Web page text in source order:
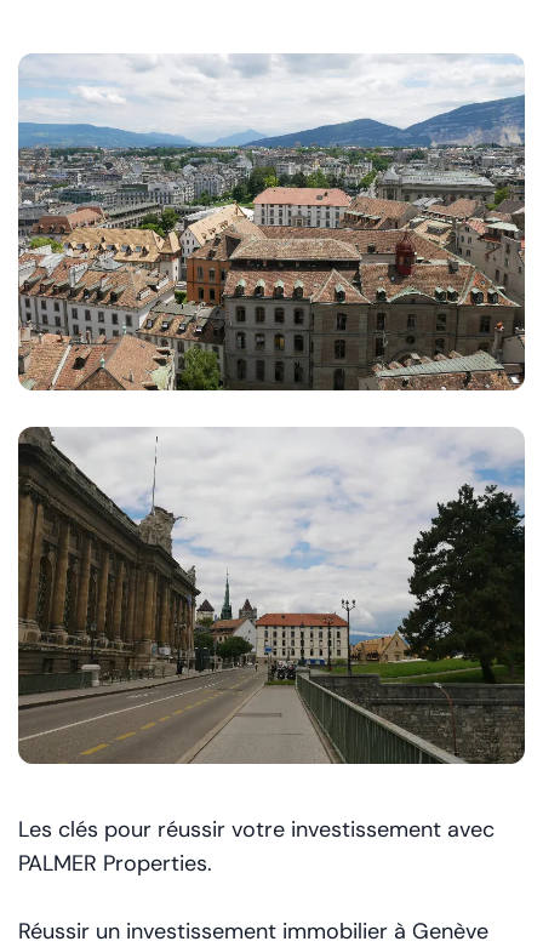
Les clés pour réussir votre investissement avec
PALMER Properties.
Réussir un investissement immobilier à Genève